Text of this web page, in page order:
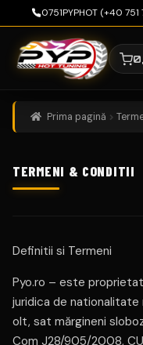
0751PYPHOT (+40
Sari
navigare
Sari
conținut
Prima pagină
TERMENI & CONDITII
Definitii si Termeni
Pyo.ro – este
juridica de nationalitate
olt, sat mărgineni
Com J28/905/2008,